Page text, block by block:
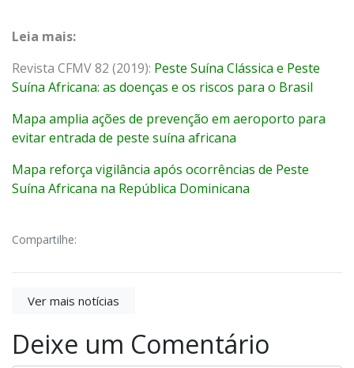
Leia mais:
Revista CFMV 82 (2019): Peste Suína Clássica e Peste
Suína Africana: as doenças e os riscos para o Brasil
Mapa amplia ações de prevenção em aeroporto para
evitar entrada de peste suína africana
Mapa reforça vigilância após ocorrências de Peste
Suína Africana na República Dominicana
Compartilhe:
Ver mais notícias
Deixe um Comentário